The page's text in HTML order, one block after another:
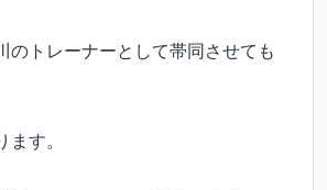
のトレーナーとして帯同させても
ます。